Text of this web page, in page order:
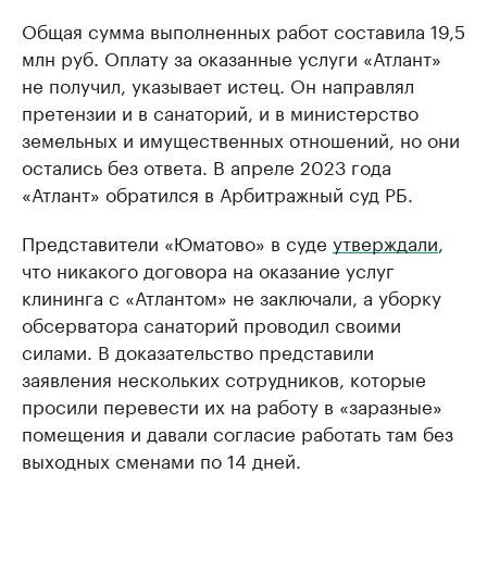
Общая сумма выполненных работ составила 19,5
млн руб. Оплату за оказанные услуги «Атлант»
не получил, указывает истец. Он направлял
претензии и в санаторий, и в министерство
земельных и имущественных отношений, но они
остались без ответа. В апреле 2023 года
«Атлант» обратился в Арбитражный суд РБ.
Представители «Юматово» в суде утверждали
что никакого договора на оказание услуг
клининга с «Атлантом» не заключали, а уборку
обсерватора санаторий проводил своими
силами. В доказательство представили
заявления нескольких сотрудников, которые
просили перевести их на работу в «заразные»
помещения и давали согласие работать там без
выходных сменами по 14 дней.